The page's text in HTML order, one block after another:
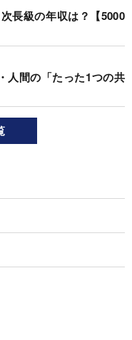
長級の年収は？【5000
人間の「たった1つの共